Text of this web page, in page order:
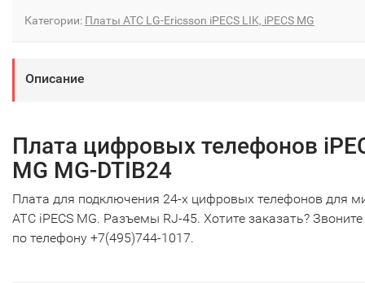
Категории: Платы АТС LG-Ericsson iPECS LIK, iPECS MG
Описание
Плата цифровых телефонов
MG MG-DTIB24
Плата для подключения 24-х цифровых телефонов для
АТС iPECS MG. Разъемы RJ-45. Хотите заказать?
по телефону +7(495)744-1017.